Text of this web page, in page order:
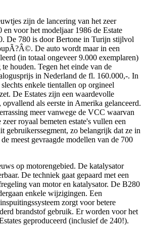
zijn de lancering van het zeer
en voor het modeljaar 1986 de Estate
De 780 is door Bertone in Turijn stijlvol
De auto wordt maar in een
(in totaal ongeveer 9.000 exemplaren)
houden. Tegen het einde van de
in Nederland de fl. 160.000,-. In
enkele tientallen op orgineel
De Estates zijn een waardevolle
als eerste in Amerika gelanceerd.
meer vanwege de VCC waarvan
royaal bemeten estate's vullen een
gebruikerssegment, zo belangrijk dat ze in
meest gevraagde modellen van de 700
op motorengebied. De katalysator
De techniek gaat gepaard met een
van motor en katalysator. De B280
enkele wijzigingen. Een
zorgt voor betere
brandstof gebruik. Er worden voor het
geproduceerd (inclusief de 240!).